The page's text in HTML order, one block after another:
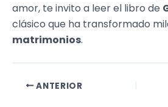
amor, te invito a leer el libro de
clásico que ha transformado
matrimonios.
ANTERIOR